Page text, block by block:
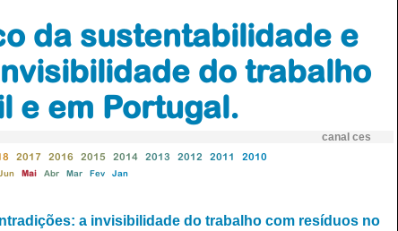
da sustentabilidade e
do trabalho
e em Portugal.
canal ces
2017 2016 2015 2014 2013 2012 2011 2010
Mai Abr Mar Fev Jan
a invisibilidade do trabalho com resíduos no